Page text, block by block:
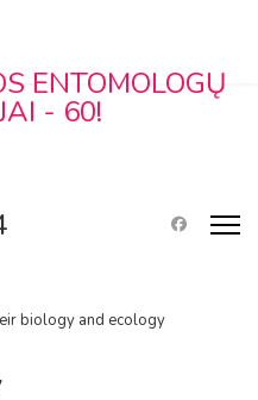
ENTOMOLOGŲ
- 60!
biology and ecology